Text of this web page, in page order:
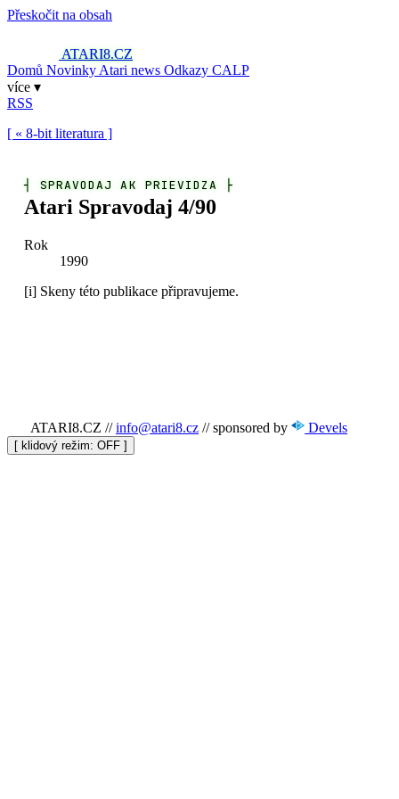
Přeskočit na obsah
ATARI8.CZ
Domů Novinky Atari news Odkazy CALP
více ▾
RSS
[ « 8-bit literatura ]
┤SPRAVODAJ AK PRIEVIDZA ├
Atari Spravodaj 4/90
Rok
1990
[i] Skeny této publikace připravujeme.
ATARI8.CZ // info@atari8.cz // sponsored by Devels
[ klidový režim: ]